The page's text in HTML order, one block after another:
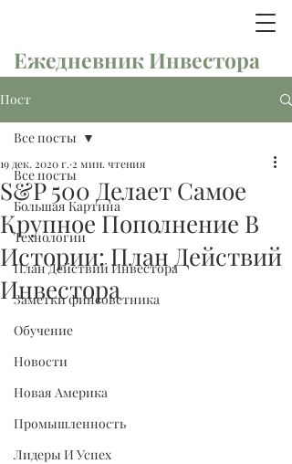
Ежедневник Инвестора
Пост
Все посты
Большая Картина
Технологии
План Действий Инвестора
Заметки финсоветника
Обучение
Новости
Новая Америка
Промышленность
Лидеры И Успех
Все посты
S&P 500 Делает Самое
Крупное Пополнение В
Истории: План Действий
Инвестора
19 дек. 2020 г. 2 мин. чтения